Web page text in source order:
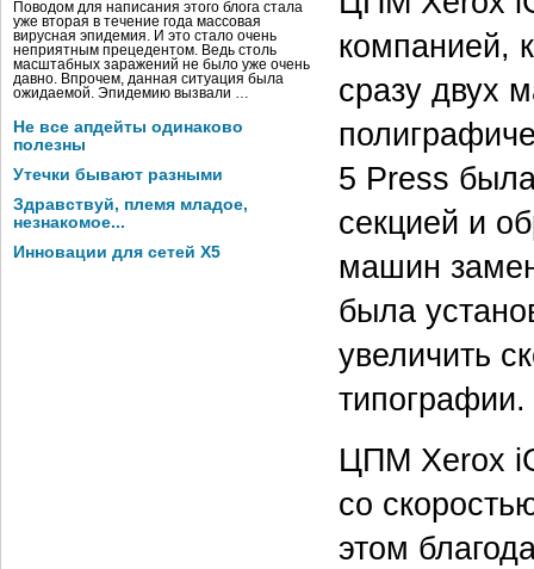
Поводом для написания этого блога стала
уже вторая в течение года массовая
вирусная эпидемия. И это стало очень
неприятным прецедентом. Ведь столь
масштабных заражений не было уже очень
давно. Впрочем, данная ситуация была
ожидаемой. Эпидемию вызвали …
Не все апдейты одинаково
полезны
Утечки бывают разными
Здравствуй, племя младое,
незнакомое...
Инновации для сетей X5
компанией,
сразу двух
5 Press
секцией и
машин
была
увеличить
типографии.
ЦПМ Xerox
со
этом